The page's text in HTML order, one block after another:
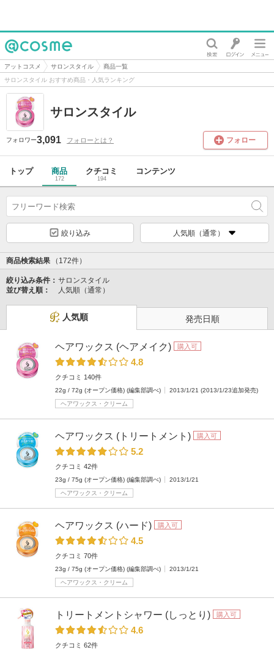
@cosme
アットコスメ サロンスタイル
商品一覧
サロンスタイル おすすめ商品・人気ランキング
サロンスタイル
フォロワー3,091 フォローとは？ フォロー
トップ 商品
172
クチコミ
194
コンテンツ
絞り込み 人気順（通常）
商品検索結果 （172件）
絞り込み条件： サロンスタイル
並び替え順：
人気順（通常）
人気順 発売日順
ヘアワックス (ヘアメイク) 購入可
4.8
クチコミ 140件
22g / 72g (オープン価格) (編集部調べ)
2013/1/21 (2013/1/23追加発売)
ヘアワックス・クリーム
ヘアワックス (トリートメント) 購入可
5.2
クチコミ 42件
23g / 75g (オープン価格) (編集部調べ)
2013/1/21
ヘアワックス・クリーム
ヘアワックス (ハード) 購入可
4.5
クチコミ 70件
23g / 75g (オープン価格) (編集部調べ)
2013/1/21
ヘアワックス・クリーム
トリートメントシャワー (しっとり) 購入可
4.6
クチコミ 62件